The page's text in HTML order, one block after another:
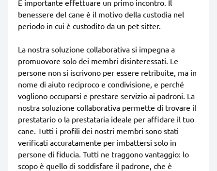
È importante effettuare un primo incontro. Il
benessere del cane è il motivo della custodia nel
periodo in cui è custodito da un pet sitter.
La nostra soluzione collaborativa si impegna a
promuovore solo dei membri disinteressati. Le
persone non si iscrivono per essere retribuite, ma in
nome di aiuto reciproco e condivisione, e perché
vogliono occuparsi e prestare servizio ai padroni. La
nostra soluzione collaborativa permette di trovare il
prestatario o la prestataria ideale per affidare il tuo
cane. Tutti i profili dei nostri membri sono stati
verificati accuratamente per imbattersi solo in
persone di fiducia. Tutti ne traggono vantaggio: lo
scopo è quello di soddisfare il padrone, che è